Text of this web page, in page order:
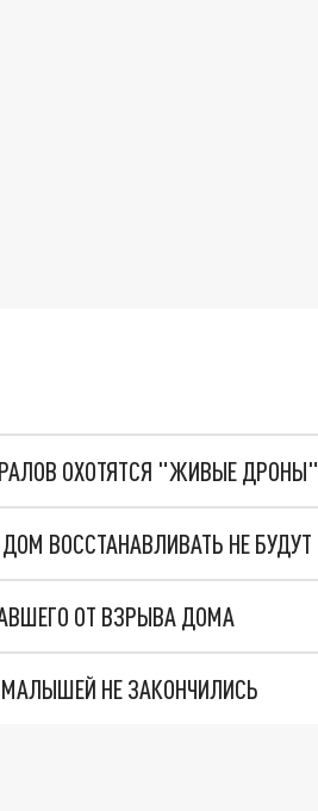
ОХОТЯТСЯ "ЖИВЫЕ ДРОНЫ"
ВОССТАНАВЛИВАТЬ НЕ БУДУТ
ОТ ВЗРЫВА ДОМА
НЕ ЗАКОНЧИЛИСЬ